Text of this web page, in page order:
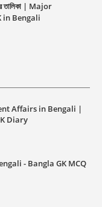
তালিকা | Major
in Bengali
Affairs in Bengali |
Diary
Bengali - Bangla GK MCQ